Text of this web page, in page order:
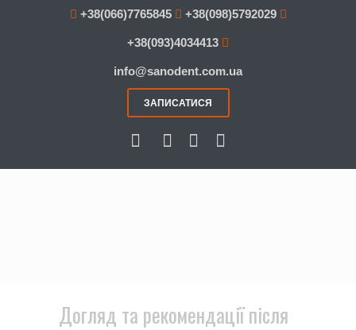
+38(066)7765845 +38(098)5792029
+38(093)4034413
info@sanodent.com.ua
ЗАПИСАТИСЯ
Догляд та рекомендації після